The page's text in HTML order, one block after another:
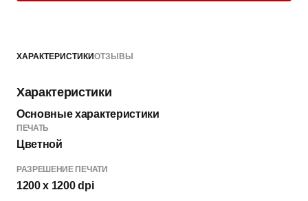
ХАРАКТЕРИСТИКИОТЗЫВЫ
Характеристики
Основные характеристики
ПЕЧАТЬ
Цветной
РАЗРЕШЕНИЕ ПЕЧАТИ
1200 x 1200 dpi